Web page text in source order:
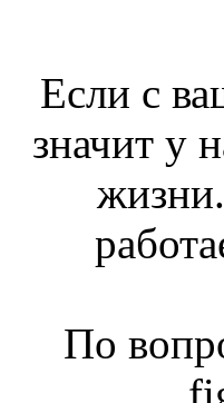
Если с
значит у
По